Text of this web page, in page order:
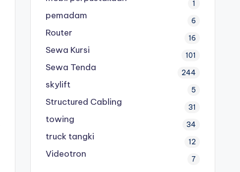
1
pemadam 6
Router 16
Sewa Kursi 101
Sewa Tenda 244
skylift 5
Structured Cabling 31
towing 34
truck tangki 12
Videotron 7